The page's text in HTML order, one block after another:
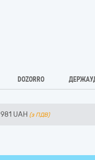
DOZORRO
UAH (з ПДВ)